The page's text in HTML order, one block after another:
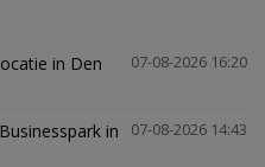
07-08-2026 16:20
in Den
07-08-2026 14:43
in